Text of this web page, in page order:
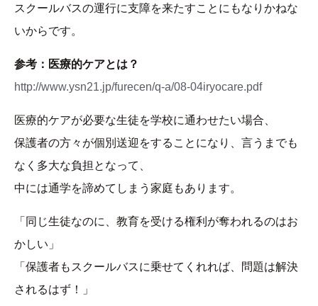
スクールバスの運行に支障を来たすことにもなりかねな
いからです。
参考：医療的ケアとは？
http://www.ysn21.jp/furecen/q-a/08-04iryocare.pdf
医療的ケアが必要な生徒を学校に通わせたい場合、
保護者の方々が個別送迎をすることになり、言うまでも
なく多大な負担となって、
中には通学を諦めてしまう家庭もあります。
「同じ生徒なのに、教育を受ける権利が奪われるのはお
かしい」
「保護者もスクールバスに乗せてくれれば、問題は解決
されるはず！」